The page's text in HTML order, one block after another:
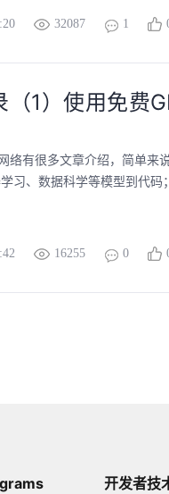
32087 1
1）使用免费
络有很多文章介绍，简单来
习、数据科学等模型到代
16255 0
开发者技